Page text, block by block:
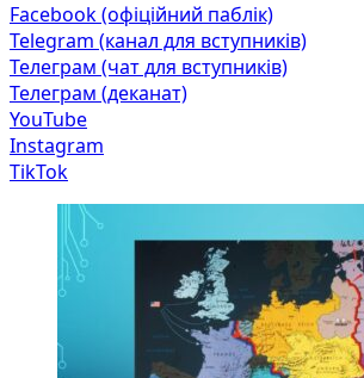
Facebook (офіційний паблік)
Telegram (канал для вступників)
Телеграм (чат для вступників)
Телеграм (деканат)
YouTube
Instagram
TikTok